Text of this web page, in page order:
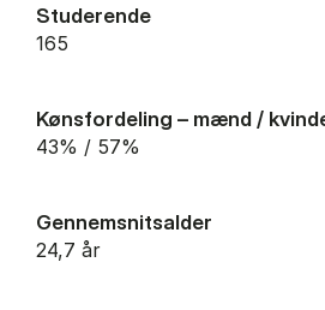
Studerende
165
Kønsfordeling – mænd /
43% / 57%
Gennemsnitsalder
24,7 år